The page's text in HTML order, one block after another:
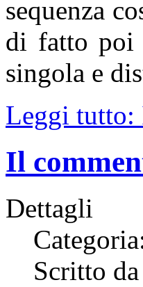
sequenza
di fatto poi
singola e
Leggi tutto:
Il
Dettagli
Scritto da